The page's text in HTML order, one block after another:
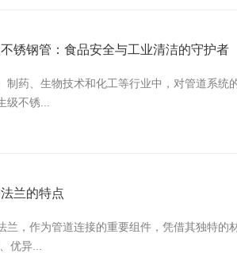
锈钢管：食品安全与工业清洁的守护者
制药、生物技术和化工等行业中，对管道系
级不锈...
兰的特点
兰，作为管道连接的重要组件，凭借其独特
优异...